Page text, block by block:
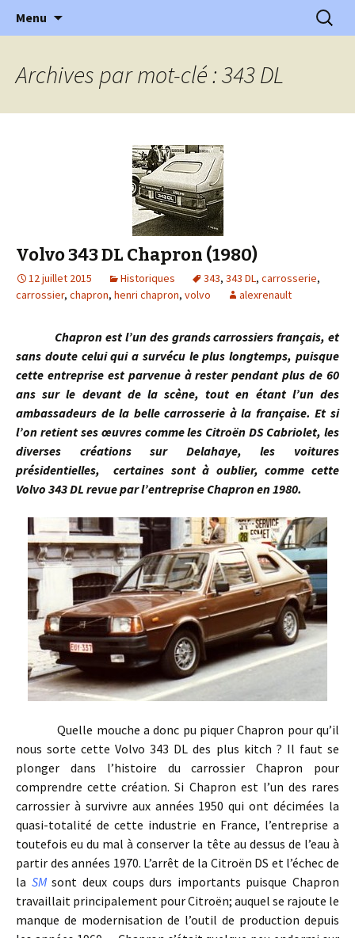
l'Automobile Ancienne
l'automobile ancienne : articles, historiques
…
Menu
Archives par mot-clé : 343 DL
Volvo 343 DL Chapron (1980)
12 juillet 2015 Historiques 343, 343 DL, carrosserie,
carrossier, chapron, henri chapron, volvo alexrenault
Chapron est l’un des grands carrossiers français, et
sans doute celui qui a survécu le plus longtemps, puisque
cette entreprise est parvenue à rester pendant plus de 60
ans sur le devant de la scène, tout en étant l’un des
ambassadeurs de la belle carrosserie à la française. Et si
l’on retient ses œuvres comme les Citroën DS Cabriolet, les
diverses créations sur Delahaye, les voitures
présidentielles, certaines sont à oublier, comme cette
Volvo 343 DL revue par l’entreprise Chapron en 1980.
Quelle mouche a donc pu piquer Chapron pour qu’il
nous sorte cette Volvo 343 DL des plus kitch ? Il faut se
plonger dans l’histoire du carrossier Chapron pour
comprendre cette création. Si Chapron est l’un des rares
carrossier à survivre aux années 1950 qui ont décimées la
quasi-totalité de cette industrie en France, l’entreprise a
toutefois eu du mal à conserver la tête au dessus de l’eau à
partir des années 1970. L’arrêt de la Citroën DS et l’échec de
la SMsont deux coups durs importants puisque Chapron
travaillait principalement pour Citroën; auquel se rajoute le
manque de modernisation de l’outil de production depuis